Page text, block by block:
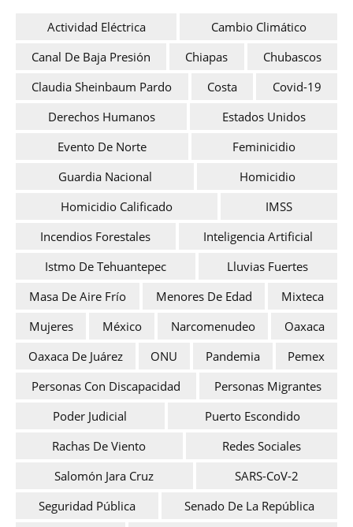
Actividad Eléctrica
Cambio Climático
Canal De Baja Presión
Chiapas
Chubascos
Claudia Sheinbaum Pardo
Costa
Covid-19
Derechos Humanos
Estados Unidos
Evento De Norte
Feminicidio
Guardia Nacional
Homicidio
Homicidio Calificado
IMSS
Incendios Forestales
Inteligencia Artificial
Istmo De Tehuantepec
Lluvias Fuertes
Masa De Aire Frío
Menores De Edad
Mixteca
Mujeres
México Narcomenudeo
Oaxaca
Oaxaca De Juárez
ONU Pandemia
Pemex
Personas Con Discapacidad
Personas Migrantes
Poder Judicial
Puerto Escondido
Rachas De Viento
Redes Sociales
Salomón Jara Cruz
SARS-CoV-2
Seguridad Pública
Senado De La República